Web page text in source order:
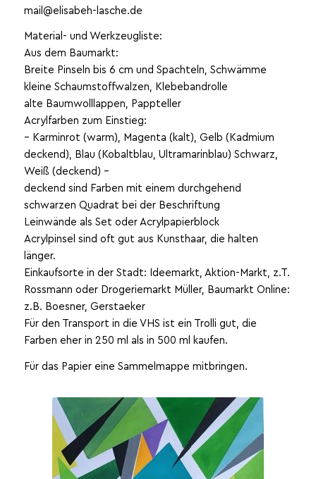
mail@elisabeh-lasche.de
Material- und Werkzeugliste:
Aus dem Baumarkt:
Breite Pinseln bis 6 cm und Spachteln, Schwämme
kleine Schaumstoffwalzen, Klebebandrolle
alte Baumwolllappen, Pappteller
Acrylfarben zum Einstieg:
– Karminrot (warm), Magenta (kalt), Gelb (Kadmium
deckend), Blau (Kobaltblau, Ultramarinblau) Schwarz,
Weiß (deckend) –
deckend sind Farben mit einem durchgehend
schwarzen Quadrat bei der Beschriftung
Leinwände als Set oder Acrylpapierblock
Acrylpinsel sind oft gut aus Kunsthaar, die halten
länger.
Einkaufsorte in der Stadt: Ideemarkt, Aktion-Markt, z.T.
Rossmann oder Drogeriemarkt Müller, Baumarkt Online:
z.B. Boesner, Gerstaeker
Für den Transport in die VHS ist ein Trolli gut, die
Farben eher in 250 ml als in 500 ml kaufen.
Für das Papier eine Sammelmappe mitbringen.